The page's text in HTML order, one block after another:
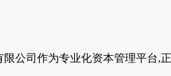
公司作为专业化资本管理平台,